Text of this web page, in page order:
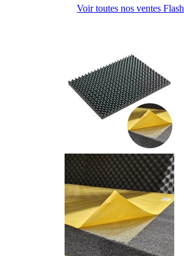
Voir toutes nos ventes Flash